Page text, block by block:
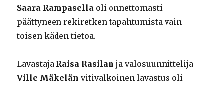
Saara Rampasella oli onnettomasti
päättyneen rekiretken tapahtumista vain
toisen käden tietoa.
Lavastaja Raisa Rasilan ja valosuunnittelija
Ville Mäkelän vitivalkoinen lavastus oli